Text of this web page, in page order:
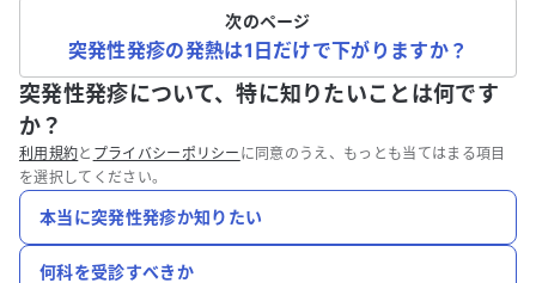
次のページ
突発性発疹の発熱は1日だけで下がりますか？
突発性発疹について、特に知りたいことは何です
か？
利用規約と プライバシーポリシー に同意のうえ、もっとも当てはまる項目
を選択してください。
本当に突発性発疹か知りたい
何科を受診すべきか